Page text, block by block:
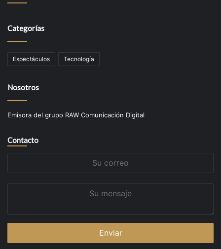
Categorías
Espectáculos Tecnología
Nosotros
Emisora del grupo RAW Comunicación Digital
Contacto